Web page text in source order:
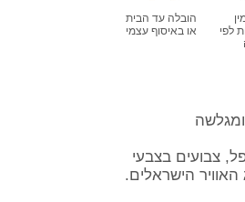
לפי
הובלה עד הבית
או באיסוף עצמי
צבועים בצבעי
הישראלים.